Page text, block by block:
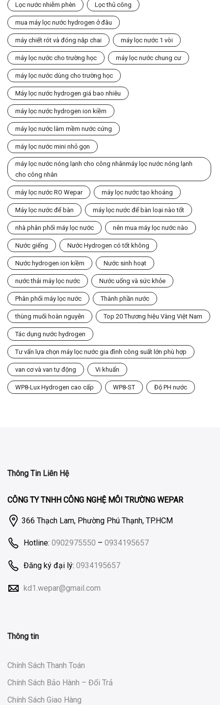
Lọc nước nhiễm phèn Lọc thủ công
mua máy lọc nước hydrogen ở đâu
máy chiết rót và đóng nắp chai máy lọc nước 1 vòi
máy lọc nước cho trường học máy lọc nước chung cư
máy lọc nước dùng cho trường học
Máy lọc nước hydrogen giá bao nhiêu
máy lọc nước hydrogen ion kiềm
máy lọc nước làm mềm nước cứng
máy lọc nước mini nhỏ gọn
máy lọc nước nóng lạnh cho công nhânmáy lọc nước nóng lạnh
cho công nhân
máy lọc nước RO Wepar máy lọc nước tạo khoáng
Máy lọc nước để bàn máy lọc nước để bàn loại nào tốt
nhà phân phối máy lọc nước nên mua máy lọc nước nào
Nước giếng Nước Hydrogen có tốt không
Nước hydrogen ion kiềm Nước sinh hoạt
nước thải máy lọc nước Nước uống và sức khỏe
Phân phối máy lọc nước Thành phần nước
thùng muối hoàn nguyên Top 20 Thương hiệu Vàng Việt Nam
Tác dụng nước hydrogen
Tư vấn lựa chọn máy lọc nước gia đình công suất lớn phù hợp
van cơ và van tự động Vi khuẩn
WP8-Lux Hydrogen cao cấp WP8-ST Độ PH nước
Thông Tin Liên Hệ
CÔNG TY TNHH CÔNG NGHỆ MÔI TRƯỜNG WEPAR
366 Thạch Lam, Phường Phú Thạnh, TP.HCM
Hotline: 0902975550 – 0934195657
Đăng ký đại lý: 0934195657
kd1.wepar@gmail.com
Thông tin
Chính Sách Thanh Toán
Chính Sách Bảo Hành – Đổi Trả
Chính Sách Giao Hàng